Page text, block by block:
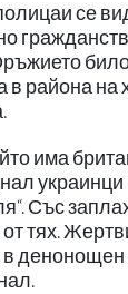
се
в района на
има
украинци
Със
тях.
денонощен